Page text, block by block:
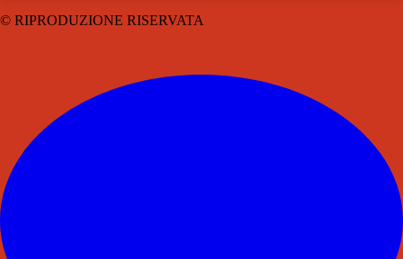
© RIPRODUZIONE RISERVATA